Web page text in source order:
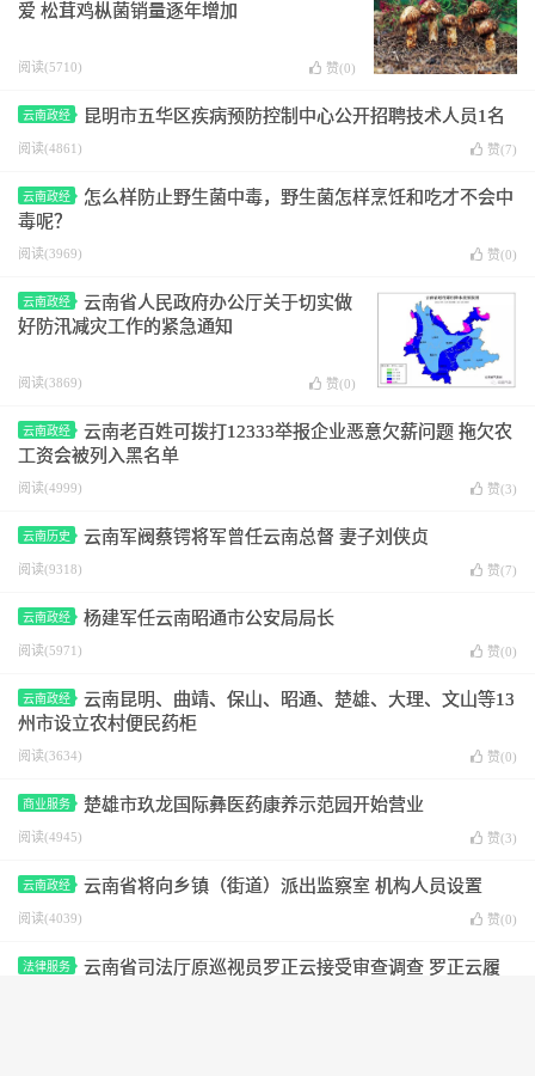
爱 松茸鸡枞菌销量逐年增加
阅读(5710) 赞(0)
云南政经 昆明市五华区疾病预防控制中心公开招聘技术人员1名
阅读(4861) 赞(7)
云南政经
怎么样防止野生菌中毒，野生菌怎样烹饪和吃才不会中
毒呢？
阅读(3969) 赞(0)
云南政经
云南省人民政府办公厅关于切实做
好防汛减灾工作的紧急通知
阅读(3869) 赞(0)
云南政经
云南老百姓可拨打12333举报企业恶意欠薪问题 拖欠农
工资会被列入黑名单
阅读(4999) 赞(3)
云南历史 云南军阀蔡锷将军曾任云南总督 妻子刘侠贞
阅读(9318) 赞(7)
云南政经 杨建军任云南昭通市公安局局长
阅读(5971) 赞(0)
云南政经
云南昆明、曲靖、保山、昭通、楚雄、大理、文山等13
州市设立农村便民药柜
阅读(3634) 赞(0)
商业服务 楚雄市玖龙国际彝医药康养示范园开始营业
阅读(4945) 赞(3)
云南政经 云南省将向乡镇（街道）派出监察室 机构人员设置
阅读(4039) 赞(0)
法律服务
云南省司法厅原巡视员罗正云接受审查调查 罗正云履